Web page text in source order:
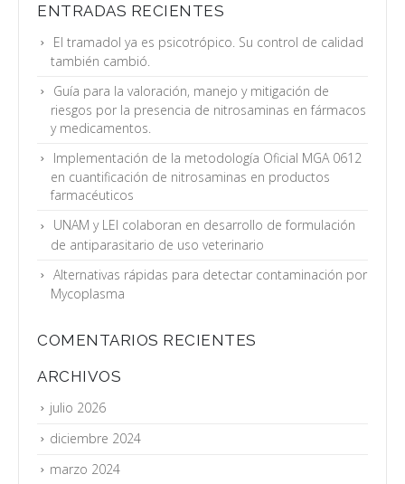
ENTRADAS RECIENTES
El tramadol ya es psicotrópico. Su control de calidad
también cambió.
Guía para la valoración, manejo y mitigación de
riesgos por la presencia de nitrosaminas en fármacos
y medicamentos.
Implementación de la metodología Oficial MGA 0612
en cuantificación de nitrosaminas en productos
farmacéuticos
UNAM y LEI colaboran en desarrollo de formulación
de antiparasitario de uso veterinario
Alternativas rápidas para detectar contaminación por
Mycoplasma
COMENTARIOS RECIENTES
ARCHIVOS
julio 2026
diciembre 2024
marzo 2024